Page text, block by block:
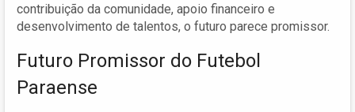
contribuição da comunidade, apoio financeiro e
desenvolvimento de talentos, o futuro parece promissor.
Futuro Promissor do Futebol
Paraense